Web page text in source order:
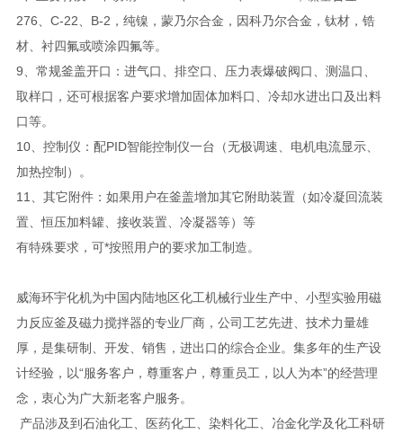
276、C-22、B-2，纯镍，蒙乃尔合金，因科乃尔合金，钛材，锆
材、衬四氟或喷涂四氟等。
9、常规釜盖开口：进气口、排空口、压力表爆破阀口、测温口、
取样口，还可根据客户要求增加固体加料口、冷却水进出口及出料
口等。
10、控制仪：配PID智能控制仪一台（无极调速、电机电流显示、
加热控制）。
11、其它附件：如果用户在釜盖增加其它附助装置（如冷凝回流装
置、恒压加料罐、接收装置、冷凝器等）等
有特殊要求，可*按照用户的要求加工制造。
威海环宇化机为中国内陆地区化工机械行业生产中、小型实验用磁
力反应釜及磁力搅拌器的专业厂商，公司工艺先进、技术力量雄
厚，是集研制、开发、销售，进出口的综合企业。集多年的生产设
计经验，以“服务客户，尊重客户，尊重员工，以人为本”的经营理
念，衷心为广大新老客户服务。
产品涉及到石油化工、医药化工、染料化工、冶金化学及化工科研